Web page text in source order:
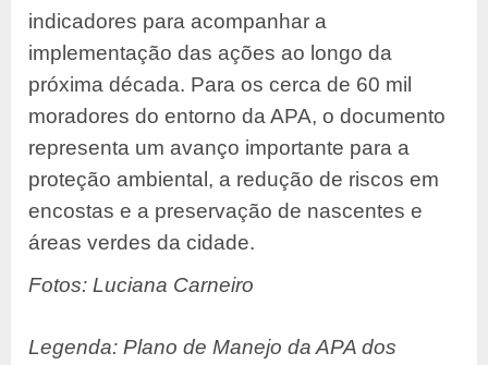
indicadores para acompanhar a
implementação das ações ao longo da
próxima década. Para os cerca de 60 mil
moradores do entorno da APA, o documento
representa um avanço importante para a
proteção ambiental, a redução de riscos em
encostas e a preservação de nascentes e
áreas verdes da cidade.
Fotos: Luciana Carneiro
Legenda: Plano de Manejo da APA dos